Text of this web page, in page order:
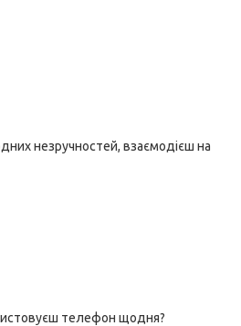
незручностей, взаємодієш на
телефон щодня?